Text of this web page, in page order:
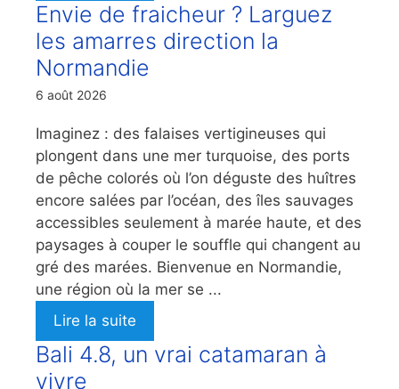
Envie de fraicheur ? Larguez
les amarres direction la
Normandie
6 août 2026
Imaginez : des falaises vertigineuses qui
plongent dans une mer turquoise, des ports
de pêche colorés où l’on déguste des huîtres
encore salées par l’océan, des îles sauvages
accessibles seulement à marée haute, et des
paysages à couper le souffle qui changent au
gré des marées. Bienvenue en Normandie,
une région où la mer se ...
Lire la suite
Bali 4.8, un vrai catamaran à
vivre